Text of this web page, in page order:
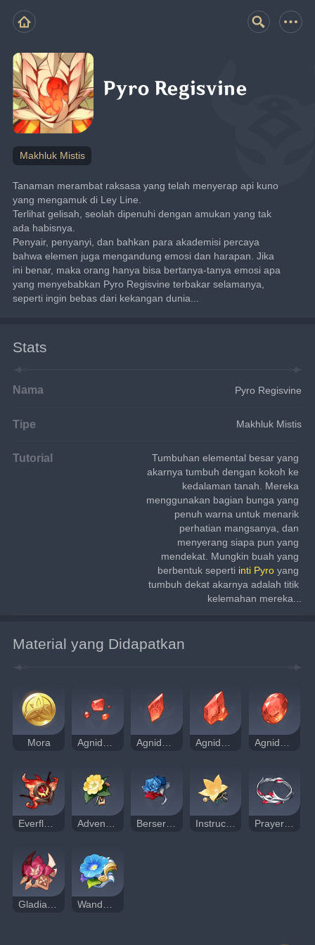
Pyro Regisvine
Makhluk Mistis
Tanaman merambat raksasa yang telah menyerap api kuno
yang mengamuk di Ley Line.
Terlihat gelisah, seolah dipenuhi dengan amukan yang tak
ada habisnya.
Penyair, penyanyi, dan bahkan para akademisi percaya
bahwa elemen juga mengandung emosi dan harapan. Jika
ini benar, maka orang hanya bisa bertanya-tanya emosi apa
yang menyebabkan Pyro Regisvine terbakar selamanya,
seperti ingin bebas dari kekangan dunia...
Stats
Nama Pyro Regisvine
Tipe Makhluk Mistis
Tutorial
Tumbuhan elemental besar yang
akarnya tumbuh dengan kokoh ke
kedalaman tanah. Mereka
menggunakan bagian bunga yang
penuh warna untuk menarik
perhatian mangsanya, dan
menyerang siapa pun yang
mendekat. Mungkin buah yang
berbentuk seperti inti Pyro yang
tumbuh dekat akarnya adalah titik
kelemahan mereka...
Material yang Didapatkan
Mora Agnidus Agate Sliver Agnidus Agate Fragment Agnidus Agate Chunk Agnidus Agate Gemstone
Instructor Prayers for Illumination